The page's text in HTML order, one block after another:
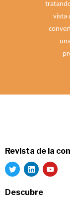
vista
Revista de la
Descubre